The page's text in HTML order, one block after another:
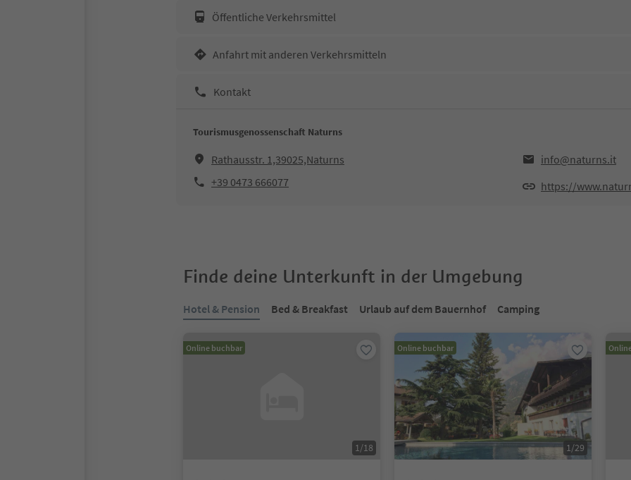
Öffentliche Verkehrsmittel
Anfahrt mit anderen Verkehrsmitteln
Kontakt
Tourismusgenossenschaft Naturns
Rathausstr. 1,39025,Naturns
info@naturns.it
+39 0473 666077
https://
Finde deine Unterkunft in der Umgebung
Hotel & Pension Bed & Breakfast Urlaub auf dem Bauernhof Camping
Online buchbar
1/18
Online buchbar
1/29